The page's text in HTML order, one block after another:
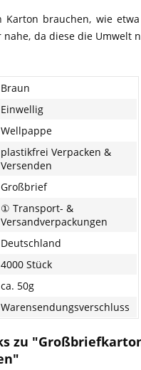
brauchen, wie
nahe, da diese die
Braun
Einwellig
Wellpappe
plastikfrei Verpacken &
Versenden
Großbrief
① Transport- &
Versandverpackungen
Deutschland
4000 Stück
ca. 50g
Warensendungsverschluss
zu "Großbriefkarton